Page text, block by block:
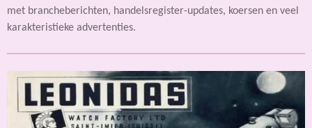
met brancheberichten, handelsregister-updates, koersen en veel
karakteristieke advertenties.